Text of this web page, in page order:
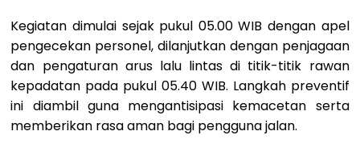
Kegiatan dimulai sejak pukul 05.00 WIB dengan apel
pengecekan personel, dilanjutkan dengan penjagaan
dan pengaturan arus lalu lintas di titik-titik rawan
kepadatan pada pukul 05.40 WIB. Langkah preventif
ini diambil guna mengantisipasi kemacetan serta
memberikan rasa aman bagi pengguna jalan.